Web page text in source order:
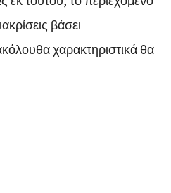
βάσει
χαρακτηριστικά θα